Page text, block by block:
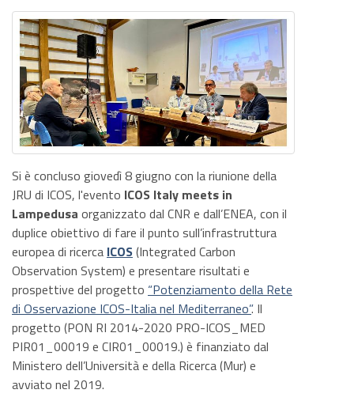
Si è concluso giovedì 8 giugno con la riunione della
JRU di ICOS, l'evento ICOS Italy meets in
Lampedusa organizzato dal CNR e dall’ENEA, con il
duplice obiettivo di fare il punto sull’infrastruttura
europea di ricerca ICOS(Integrated Carbon
Observation System) e presentare risultati e
prospettive del progetto “Potenziamento della Rete
di Osservazione ICOS-Italia nel Mediterraneo”. Il
progetto (PON RI 2014-2020 PRO-ICOS_MED
PIR01_00019 e CIR01_00019.) è finanziato dal
Ministero dell’Università e della Ricerca (Mur) e
avviato nel 2019.